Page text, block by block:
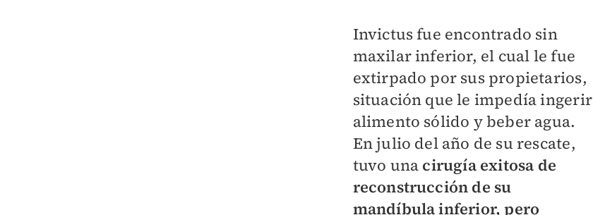
Invictus fue encontrado sin
maxilar inferior, el cual le fue
extirpado por sus propietarios,
situación que le impedía ingerir
alimento sólido y beber agua.
En julio del año de su rescate,
tuvo una cirugía exitosa de
reconstrucción de su
mandíbula inferior, pero